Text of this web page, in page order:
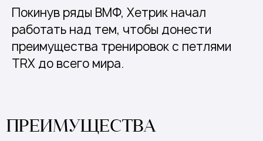
Покинув ряды ВМФ, Хетрик начал
работать над тем, чтобы донести
преимущества тренировок с петлями
TRX до всего мира.
ПРЕИМУЩЕСТВА